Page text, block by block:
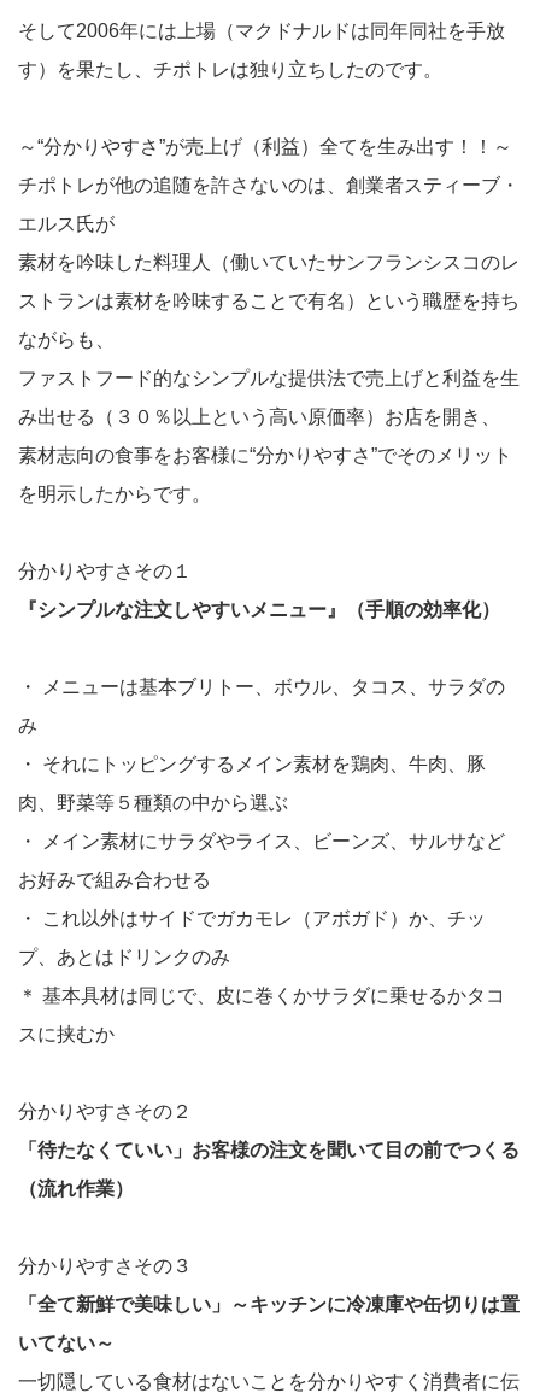
そして2006年には上場（マクドナルドは同年同社を手放
す）を果たし、チポトレは独り立ちしたのです。
～“分かりやすさ”が売上げ（利益）全てを生み出す！！～
チポトレが他の追随を許さないのは、創業者スティーブ・
エルス氏が
素材を吟味した料理人（働いていたサンフランシスコのレ
ストランは素材を吟味することで有名）という職歴を持ち
ながらも、
ファストフード的なシンプルな提供法で売上げと利益を生
み出せる（３０％以上という高い原価率）お店を開き、
素材志向の食事をお客様に“分かりやすさ”でそのメリット
を明示したからです。
分かりやすさその１
『シンプルな注文しやすいメニュー』（手順の効率化）
・
メニューは基本ブリトー、ボウル、タコス、サラダの
み
・
それにトッピングするメイン素材を鶏肉、牛肉、豚
肉、野菜等５種類の中から選ぶ
・
メイン素材にサラダやライス、ビーンズ、サルサなど
お好みで組み合わせる
・
これ以外はサイドでガカモレ（アボガド）か、チッ
プ、あとはドリンクのみ
＊ 基本具材は同じで、皮に巻くかサラダに乗せるかタコ
スに挟むか
分かりやすさその２
「待たなくていい」お客様の注文を聞いて目の前でつくる
（流れ作業）
分かりやすさその３
「全て新鮮で美味しい」～キッチンに冷凍庫や缶切りは置
いてない～
一切隠している食材はないことを分かりやすく消費者に伝